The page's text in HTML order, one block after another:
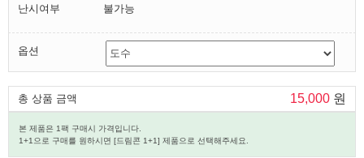
난시여부
불가능
옵션
총 상품 금액 15,000원
본 제품은 1팩 구매시 가격입니다.
1+1으로 구매를 원하시면 [드림콘 1+1] 제품으로 선택해주세요.